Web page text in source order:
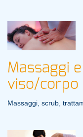
Massaggi
viso/corpo
Massaggi, scrub,